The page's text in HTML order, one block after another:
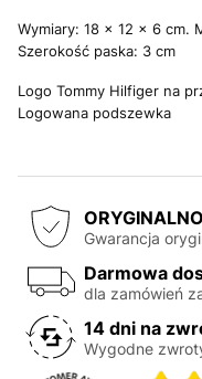
Wymiary: 18 x 12 x 6 cm.
Szerokość paska: 3 cm
Logo Tommy Hilfiger na
Logowana podszewka
Gwarancja
Darmowa
dla zamówień
14 dni na
Wygodne